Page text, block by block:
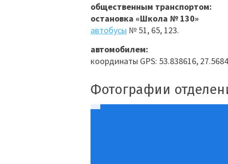
общественным транспортом:
остановка «Школа № 130»
автобусы № 51, 65, 123.
автомобилем:
координаты GPS: 53.838616,
Фотографии